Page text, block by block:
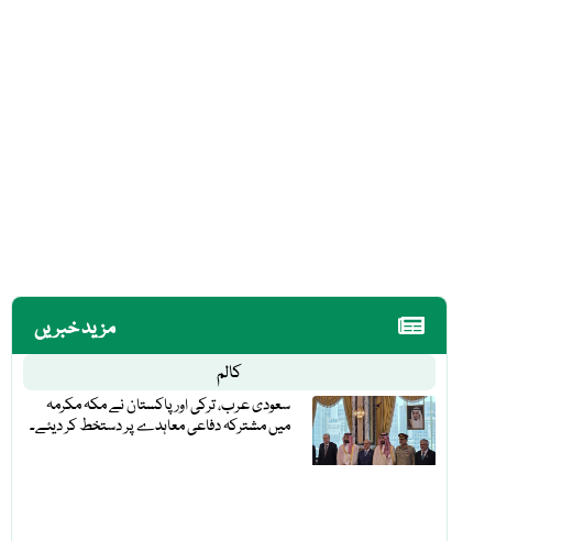
مزید خبریں
کالم
سعودی عرب، ترکی اور پاکستان نے مکہ مکرمہ
میں مشترکہ دفاعی معاہدے پر دستخط کر دیئے۔